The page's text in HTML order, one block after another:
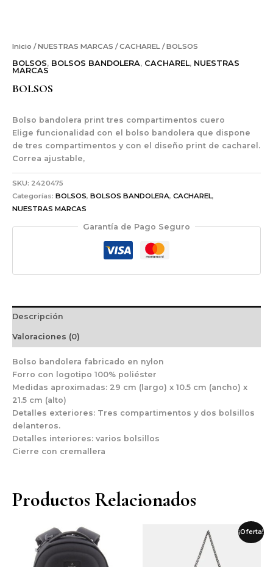
Inicio /NUESTRAS MARCAS /CACHAREL / BOLSOS
BOLSOS, BOLSOS BANDOLERA, CACHAREL, NUESTRAS
MARCAS
BOLSOS
Bolso bandolera print tres compartimentos cuero
Elige funcionalidad con el bolso bandolera que dispone
de tres compartimentos y con el diseño print de cacharel.
Correa ajustable,
SKU: 2420475
Categorías: BOLSOS, BOLSOS BANDOLERA, CACHAREL,
NUESTRAS MARCAS
Garantía de Pago Seguro
Descripción
Valoraciones (0)
Bolso bandolera fabricado en nylon
Forro con logotipo 100% poliéster
Medidas aproximadas: 29 cm (largo) x 10.5 cm (ancho) x
21.5 cm (alto)
Detalles exteriores: Tres compartimentos y dos bolsillos
delanteros.
Detalles interiores: varios bolsillos
Cierre con cremallera
Productos Relacionados
¡Oferta!
precio
original
era:
64.95€.
precio
actual